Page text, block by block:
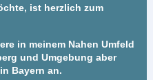
ist herzlich zum
in meinem Nahen Umfeld
und Umgebung aber
Bayern an.